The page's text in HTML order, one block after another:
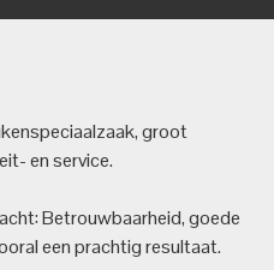
groot
en service.
Betrouwbaarheid, goede
een prachtig resultaat.